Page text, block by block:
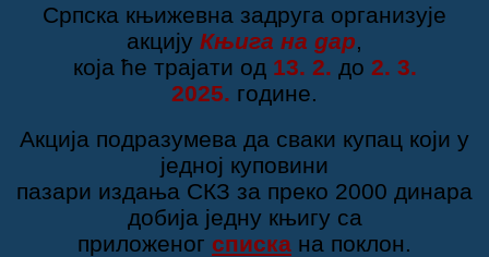
Српска књижевна задруга организује
акцију Књига на дар,
која ће трајати од 13. 2. до 2. 3.
2025. године.
Акција подразумева да сваки купац који у
једној куповини
пазари издања СКЗ за преко 2000 динара
добија једну књигу са
приложеног списка на поклон.